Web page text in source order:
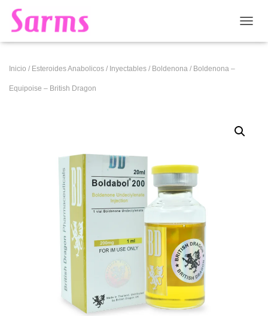
Inicio / Esteroides Anabolicos / Inyectables / Boldenona / Boldenona –
Equipoise – British Dragon